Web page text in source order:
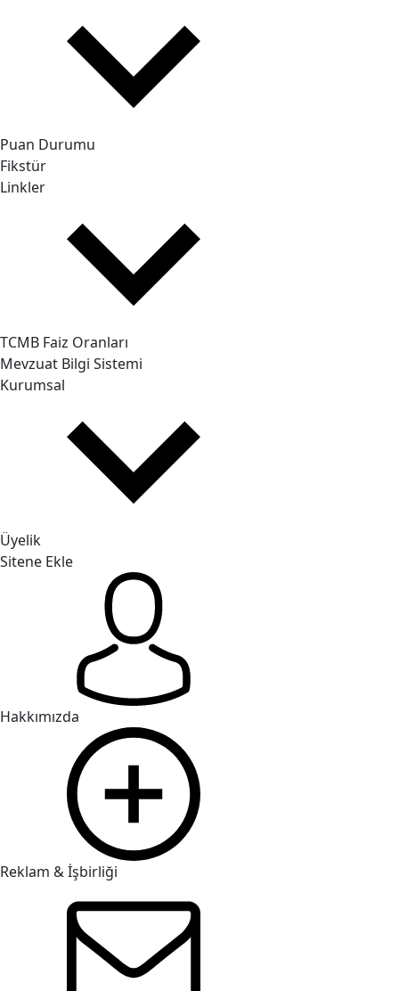
Puan Durumu
Fikstür
Linkler
TCMB Faiz Oranları
Mevzuat Bilgi Sistemi
Kurumsal
Üyelik
Sitene Ekle
Hakkımızda
Reklam & İşbirliği